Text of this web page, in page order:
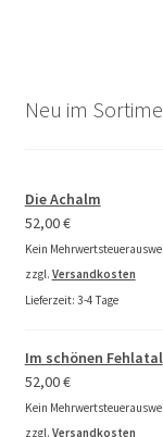
Neu im
Die Achalm
52,00€
Kein
zzgl. Versandkosten
Lieferzeit: 3-4 Tage
Im schönen Fehlatal
52,00€
Kein
zzgl. Versandkosten